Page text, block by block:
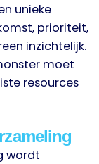
unieke
prioriteit,
inzichtelijk.
moet
resources
wordt